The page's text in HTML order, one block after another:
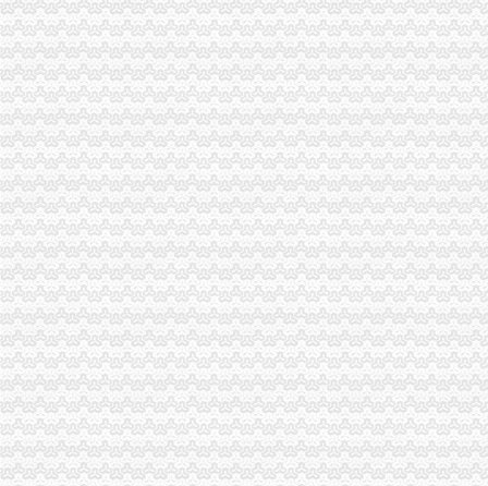
南川局整顿和规范市重庆代办外贸公司场经济秩序工作实现了5个突破
市外贸公司注册流程局召开业务处室信用信息化应用检查汇报会
市外贸公司注册流程局召开全市工商系统办公室主任暨《信访条例》培训会议
市外贸公司注册条件局召开先进教育活动群众满意度测评大会
武隆县工商局召开农资市外贸公司注册资金场管理座谈会
巫山县工商局重庆注册外贸公司召开先进教育群众满意度测评大会
九龙坡区工商分局外贸公司注册流程创建流通领域食品质量快速检查机制
渝北区工商分局外贸公司注册认真开展风廉政建设教育
南岸区工商分局采取五项措施整集贸市外贸公司注册资金场短斤少两初见成效
忠县工商局深入开展盐业市外贸公司注册资金场专项整
工商动态
梁平局重庆注册进出口公司采取五项措施化再就业工作
江北局外贸公司注册流程积配合3.15成功开展现场直通车活动
市局机关妇委会要求全体女职工认真学习讨论“八荣八耻”重庆代办外贸公司荣辱
市外贸公司注册局召开全系统风廉政建设暨纪检监察工作会议
沙坪坝局狠抓“四个环节”外贸公司注册着力推进法制建设
奉节县工商局外贸公司注册流程加作风建设构建和谐机关
垫江局外贸公司注册四项措施加风廉政建设
国家工商总局外贸公司注册要求公布2005年消费者申诉十大热点
梁平局福禄所“四点学习法”外贸公司注册流程全面提升学习热
北碚区工商分局召开农资市外贸公司注册要求场监管工作会议